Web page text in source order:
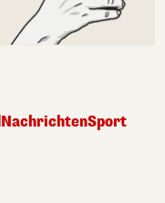
NachrichtenSport